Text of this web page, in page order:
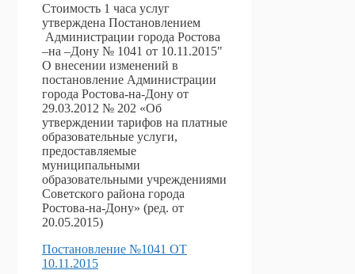
Стоимость 1 часа услуг
утверждена Постановлением
Администрации города Ростова
–на –Дону № 1041 от 10.11.2015"
О внесении изменений в
постановление Администрации
города Ростова-на-Дону от
29.03.2012 № 202 «Об
утверждении тарифов на платные
образовательные услуги,
предоставляемые
муниципальными
образовательными учреждениями
Советского района города
Ростова-на-Дону» (ред. от
20.05.2015)
Постановление №1041 ОТ
10.11.2015